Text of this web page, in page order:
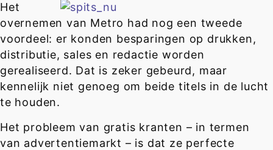
Het
overnemen van Metro had nog een tweede
voordeel: er konden besparingen op drukken,
distributie, sales en redactie worden
gerealiseerd. Dat is zeker gebeurd, maar
kennelijk niet genoeg om beide titels in de lucht
te houden.
Het probleem van gratis kranten – in termen
van advertentiemarkt – is dat ze perfecte